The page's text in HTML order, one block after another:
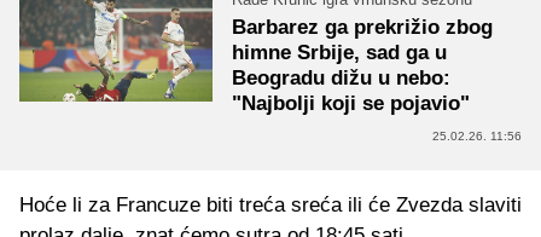
Barbarez ga prekrižio zbog
himne Srbije, sad ga u
Beogradu dižu u nebo:
"Najbolji koji se pojavio"
25.02.26. 11:56
Hoće li za Francuze biti treća sreća ili će Zvezda slaviti